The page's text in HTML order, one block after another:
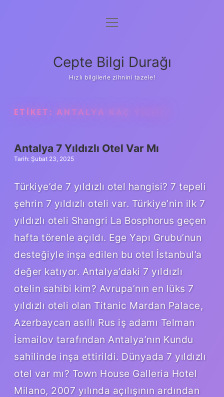
Anasayfa
Yasal Uyarı
menüyü
Cepte Bilgi Durağı
Hızlı bilgilerle zihnini tazele!
ETIKET: ANTALYA KAÇ YILDIZ
Antalya 7 Yıldızlı Otel Var Mı
Tarih: Şubat 23, 2025
Türkiye’de 7 yıldızlı otel hangisi? 7 tepeli
şehrin 7 yıldızlı oteli var. Türkiye’nin ilk 7
yıldızlı oteli Shangri La Bosphorus geçen
hafta törenle açıldı. Ege Yapı Grubu’nun
desteğiyle inşa edilen bu otel İstanbul’a
değer katıyor. Antalya’daki 7 yıldızlı
otelin sahibi kim? Avrupa’nın en lüks 7
yıldızlı oteli olan Titanic Mardan Palace,
Azerbaycan asıllı Rus iş adamı Telman
İsmailov tarafından Antalya’nın Kundu
sahilinde inşa ettirildi. Dünyada 7 yıldızlı
otel var mı? Town House Galleria Hotel
Milano, 2007 yılında açılışının ardından